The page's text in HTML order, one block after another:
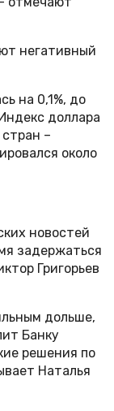
негативный
на 0,1%, до
доллара
–
около
новостей
задержаться
Григорьев
дольше,
Банку
решения по
Наталья